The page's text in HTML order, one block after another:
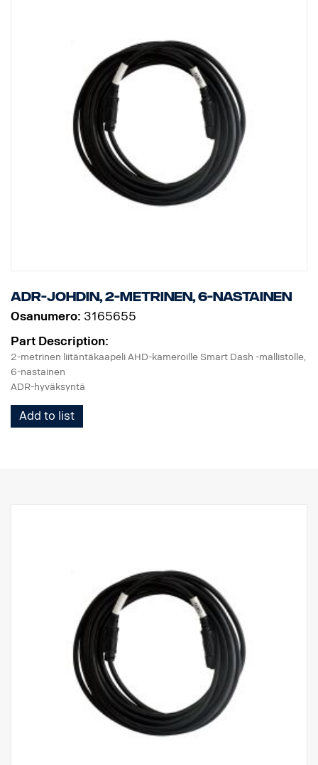
ADR-johdin, 2-metrinen, 6-nastainen
Osanumero: 3165655
Part Description:
2-metrinen liitäntäkaapeli AHD-kameroille Smart Dash -mallistolle,
6-nastainen
ADR-hyväksyntä
Add to list